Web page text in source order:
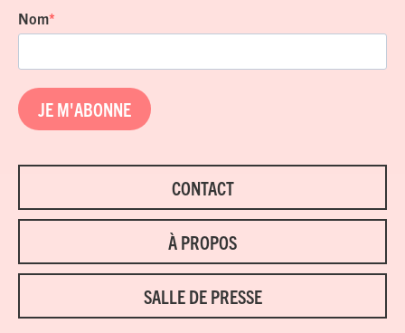
Nom
JE M'ABONNE
CONTACT
À PROPOS
SALLE DE PRESSE